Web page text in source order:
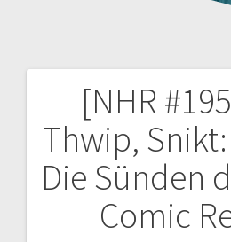
[NHR
Thwip,
Die Sünden
Comic